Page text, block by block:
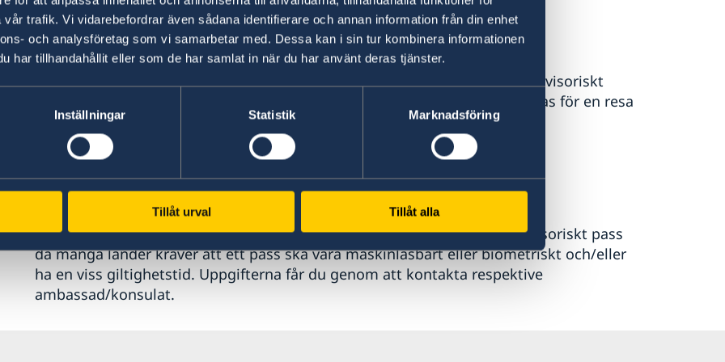
trafik. Vi vidarebefordrar även sådana identifierare och annan information från din enhet
och analysföretag som vi samarbetar med. Dessa kan i sin tur kombinera informationen
har tillhandahållit eller som de har samlat in när du har använt deras tjänster.
Inställningar Statistik Marknadsföring
Tillåt urval Tillåt alla
Provisoriskt pass
Om du måste resa omedelbart finns även möjlighet att ansöka om ett provisoriskt
pass. Detta pass är i A4-format, icke maskinläsbart och kan endast utfärdas för en resa
som är nära förestående. Du måste visa upp din e-biljett eller bokning vid
ansökningstillfället. Giltighetstiden är begränsad.
Mer information om hur du ansöker om provisoriskt pass.
Du måste själv ta reda på om det land du ska resa till accepterar ett provisoriskt pass
då många länder kräver att ett pass ska vara maskinläsbart eller biometriskt och/eller
ha en viss giltighetstid. Uppgifterna får du genom att kontakta respektive
ambassad/konsulat.